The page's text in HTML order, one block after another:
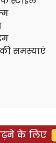
समस्याएं
के लिए